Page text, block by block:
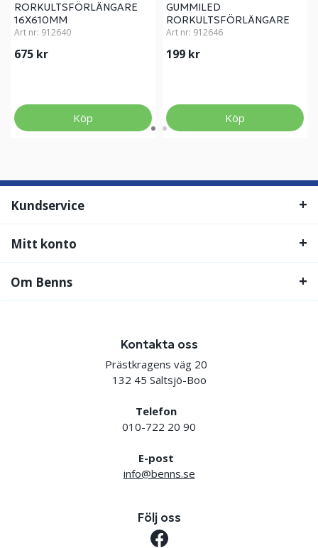
RORKULTSFÖRLÄNGARE
16X610MM
Art nr: 912640
675 kr
Köp
GUMMILED
RORKULTSFÖRLÄNGARE
RONSTAN
Art nr: 912646
199 kr
Köp
Kundservice
Mitt konto
Om Benns
Kontakta oss
Prästkragens väg 20
132 45 Saltsjö-Boo
Telefon
010-722 20 90
E-post
info@benns.se
Följ oss